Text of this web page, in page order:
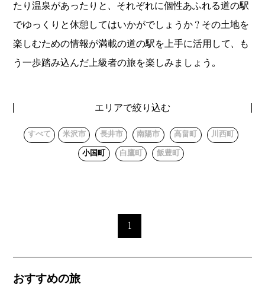
たり温泉があったりと、それぞれに個性あふれる道の駅
でゆっくりと休憩してはいかがでしょうか？その土地を
楽しむための情報が満載の道の駅を上手に活用して、も
う一歩踏み込んだ上級者の旅を楽しみましょう。
エリアで絞り込む
すべて 米沢市 長井市 南陽市 高畠町 川西町
小国町 白鷹町 飯豊町
1
おすすめの旅